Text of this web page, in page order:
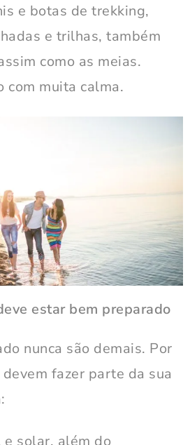
e botas de trekking,
e trilhas, também
como as meias.
com muita calma.
estar bem preparado
nunca são demais. Por
fazer parte da sua